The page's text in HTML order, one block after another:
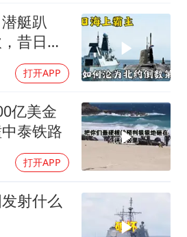
从科技创新看开局起步的时与势
艇趴
昔日的
打开APP
亿美金
泰铁路
打开APP
射什么